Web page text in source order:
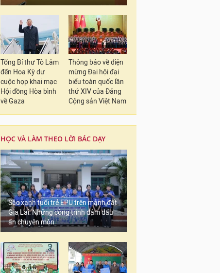
Tổng Bí thư Tô Lâm
đến Hoa Kỳ dự
cuộc họp khai mạc
Hội đồng Hòa bình
về Gaza
Thông báo về điện
mừng Đại hội đại
biểu toàn quốc lần
thứ XIV của Đảng
Cộng sản Việt Nam
HỌC VÀ LÀM THEO LỜI BÁC DẠY
Sắc xanh tuổi trẻ EPU trên mảnh đất
Gia Lai: Những công trình đậm dấu
ấn chuyên môn